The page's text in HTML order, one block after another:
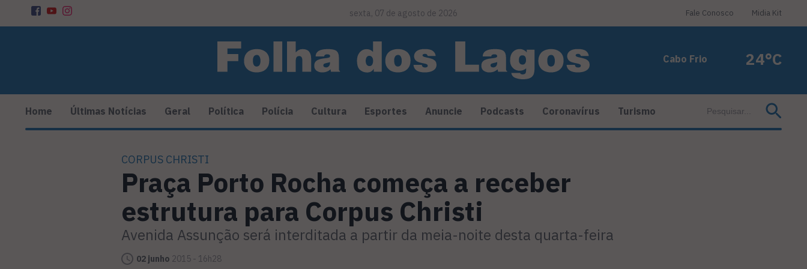
sexta, 07 de agosto de 2026 Fale Conosco Midia Kit
Cabo Frio 24°C
Home Últimas Notícias Geral Política Polícia Cultura Esportes Anuncie Podcasts Coronavírus Turismo
CORPUS CHRISTI
Praça Porto Rocha começa a receber
estrutura para Corpus Christi
Avenida Assunção será interditada a partir da meia-noite desta quarta-feira
02 junho 2015 - 16h28